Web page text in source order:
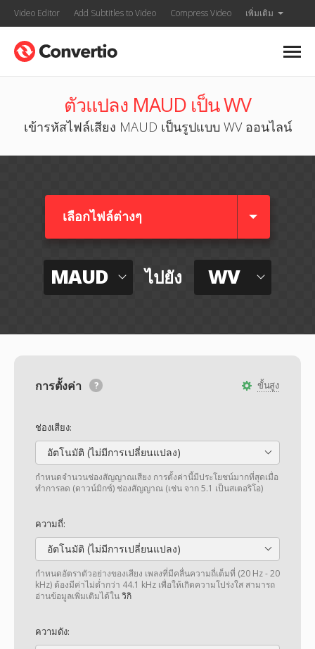
Video Editor Add Subtitles to Video Compress Video เพิ่มเติม
ตัวแปลง MAUD เป็น WV
เข้ารหัสไฟล์เสียง MAUD เป็นรูปแบบ WV ออนไลน์
เลือกไฟล์ต่างๆ​
MAUD ไปยัง WV
ขั้นสูง
การตั้งค่า
ช่องเสียง:
อัตโนมัติ (ไม่มีการเปลี่ยนแปลง)
กำหนดจำนวนช่องสัญญาณเสียง การตั้งค่านี้มีประโยชน์มากที่สุดเมื่อ
ทำการลด (ดาวน์มิกซ์) ช่องสัญญาณ (เช่น จาก 5.1 เป็นสเตอริโอ)
ความถี่:
อัตโนมัติ (ไม่มีการเปลี่ยนแปลง)
กำหนดอัตราตัวอย่างของเสียง เพลงที่มีคลื่นความถี่เต็มที่ (20 Hz - 20
kHz) ต้องมีค่าไม่ต่ำกว่า 44.1 kHz เพื่อให้เกิดความโปร่งใส สามารถ
อ่านข้อมูลเพิ่มเติมได้ในวิกิ
ความดัง: